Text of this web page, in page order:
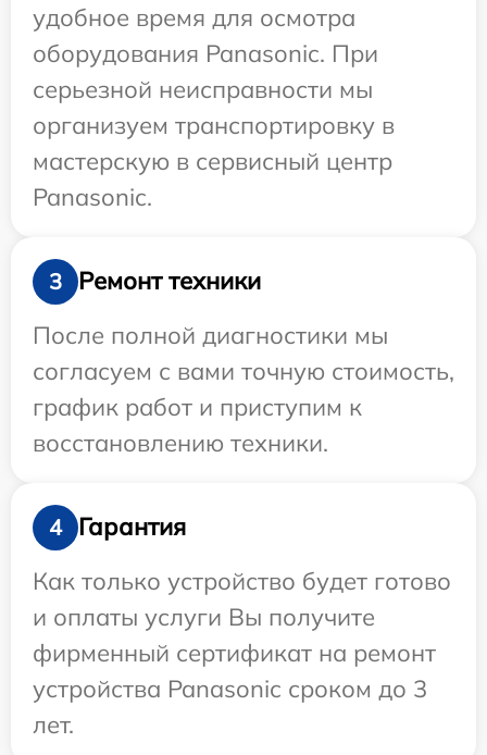
удобное время для осмотра
оборудования Panasonic. При
серьезной неисправности мы
организуем транспортировку в
мастерскую в сервисный центр
Panasonic.
3
Ремонт техники
После полной диагностики мы
согласуем с вами точную стоимость,
график работ и приступим к
восстановлению техники.
4
Гарантия
Как только устройство будет готово
и оплаты услуги Вы получите
фирменный сертификат на ремонт
устройства Panasonic сроком до 3
лет.